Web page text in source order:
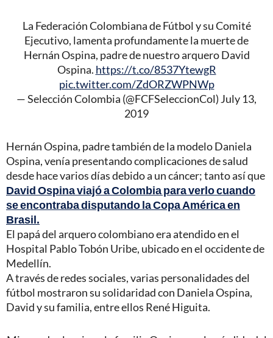
La Federación Colombiana de Fútbol y su Comité
Ejecutivo, lamenta profundamente la muerte de
Hernán Ospina, padre de nuestro arquero David
Ospina. https://t.co/8537YtewgR
pic.twitter.com/ZdORZWPNWp
— Selección Colombia (@FCFSeleccionCol) July 13,
2019
Hernán Ospina, padre también de la modelo Daniela
Ospina, venía presentando complicaciones de salud
desde hace varios días debido a un cáncer; tanto así que
David Ospina viajó a Colombia para verlo cuando
se encontraba disputando la Copa América en
Brasil.
El papá del arquero colombiano era atendido en el
Hospital Pablo Tobón Uribe, ubicado en el occidente de
Medellín.
A través de redes sociales, varias personalidades del
fútbol mostraron su solidaridad con Daniela Ospina,
David y su familia, entre ellos René Higuita.